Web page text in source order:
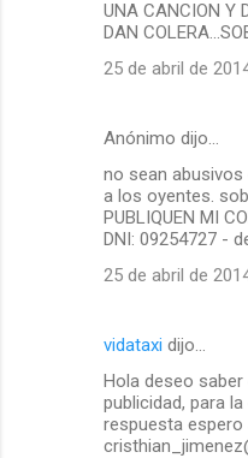
UNA CANCION Y
DAN
25 de abril de
Anónimo dijo…
no sean abusivos
a los oyentes.
PUBLIQUEN MI
DNI: 09254727 -
25 de abril de
vidataxi dijo…
Hola deseo
publicidad, para
respuesta espero